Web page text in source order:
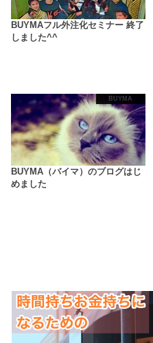
BUYMAフル外注化セミナー 終了
しました^^
BUYMA
BUYMA（バイマ）のブログはじ
めました